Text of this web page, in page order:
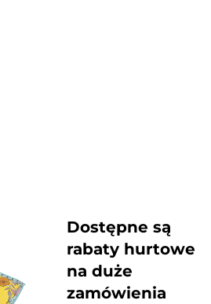
Dostępne są
rabaty hurtowe
na duże
zamówienia